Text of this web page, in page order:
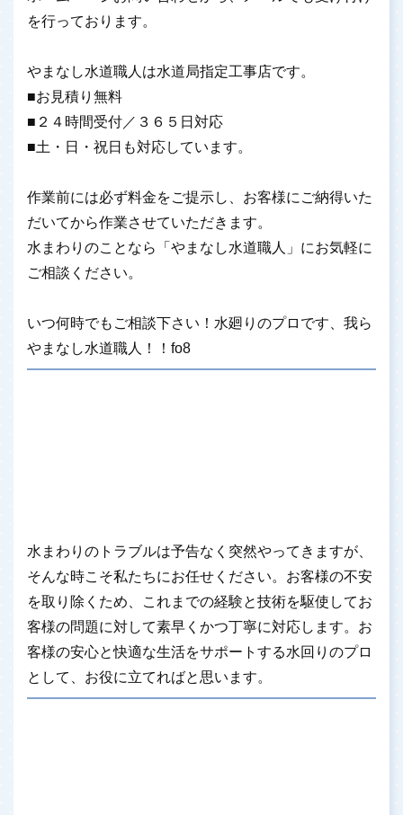
を行っております。
やまなし水道職人は水道局指定工事店です。
■お見積り無料
■２４時間受付／３６５日対応
■土・日・祝日も対応しています。
作業前には必ず料金をご提示し、お客様にご納得いた
だいてから作業させていただきます。
水まわりのことなら「やまなし水道職人」にお気軽に
ご相談ください。
いつ何時でもご相談下さい！水廻りのプロです、我ら
やまなし水道職人！！fo8
水まわりのトラブルは予告なく突然やってきますが、
そんな時こそ私たちにお任せください。お客様の不安
を取り除くため、これまでの経験と技術を駆使してお
客様の問題に対して素早くかつ丁寧に対応します。お
客様の安心と快適な生活をサポートする水回りのプロ
として、お役に立てればと思います。